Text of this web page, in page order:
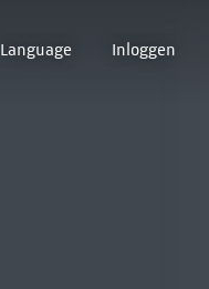
Language Inloggen